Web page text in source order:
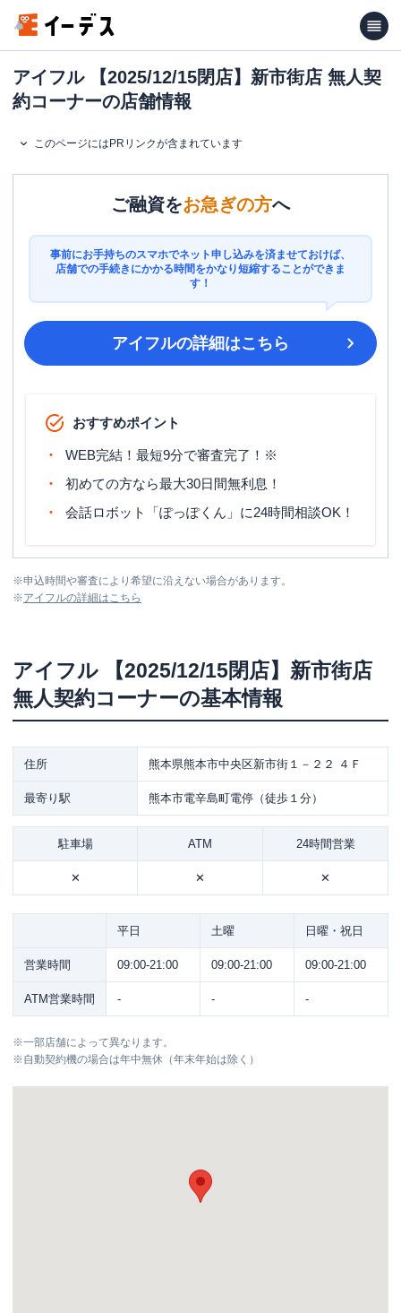
アイフル 【2025/12/15閉店】新市街店 無人契
約コーナーの店舗情報
このページにはPRリンクが含まれています
ご融資をお急ぎの方へ
事前にお手持ちのスマホでネット申し込みを済ませておけば、
店舗での手続きにかかる時間をかなり短縮することができま
す！
アイフルの詳細はこちら
おすすめポイント
WEB完結！最短9分で審査完了！※
初めての方なら最大30日間無利息！
会話ロボット「ぽっぽくん」に24時間相談OK！
※申込時間や審査により希望に沿えない場合があります。
※アイフルの詳細はこちら
アイフル
【2025/12/15閉店】新市街店
無人契約コーナーの基本情報
住所 熊本県熊本市中央区新市街１－２２ ４Ｆ
最寄り駅 熊本市電辛島町電停（徒歩１分）
駐車場 ATM 24時間営業
✕ ✕ ✕
平日 土曜 日曜・祝日
営業時間 09:00-21:00 09:00-21:00 09:00-21:00
ATM営業時間 - - -
※一部店舗によって異なります。
※自動契約機の場合は年中無休（年末年始は除く）